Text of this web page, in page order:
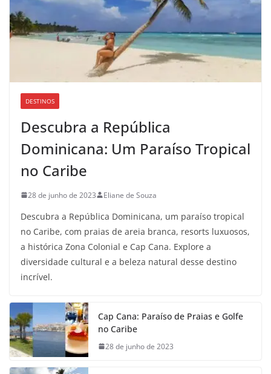
DESTINOS
Descubra a República
Dominicana: Um Paraíso Tropical
no Caribe
28 de junho de 2023 Eliane de Souza
Descubra a República Dominicana, um paraíso tropical
no Caribe, com praias de areia branca, resorts luxuosos,
a histórica Zona Colonial e Cap Cana. Explore a
diversidade cultural e a beleza natural desse destino
incrível.
Cap Cana: Paraíso de Praias e Golfe
no Caribe
28 de junho de 2023